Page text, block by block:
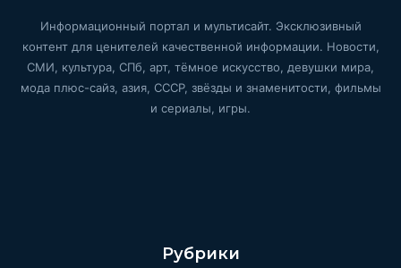
Информационный портал и мультисайт. Эксклюзивный
контент для ценителей качественной информации. Новости,
СМИ, культура, СПб, арт, тёмное искусство, девушки мира,
мода плюс-сайз, азия, СССР, звёзды и знаменитости, фильмы
и сериалы, игры.
Рубрики